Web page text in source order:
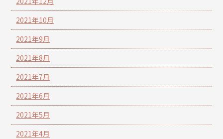
2021年10月
2021年9月
2021年8月
2021年7月
2021年6月
2021年5月
2021年4月